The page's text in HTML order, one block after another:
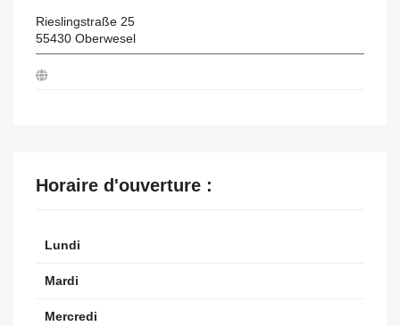
Rieslingstraße 25
55430 Oberwesel
Horaire d'ouverture :
Lundi
Mardi
Mercredi